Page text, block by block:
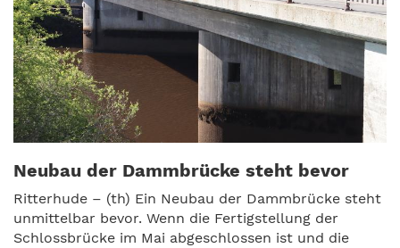
Neubau der Dammbrücke steht bevor
Ritterhude – (th) Ein Neubau der Dammbrücke steht
unmittelbar bevor. Wenn die Fertigstellung der
Schlossbrücke im Mai abgeschlossen ist und die